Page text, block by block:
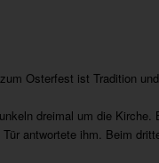
Osterfest ist Tradition
dreimal um die
antwortete ihm. Beim